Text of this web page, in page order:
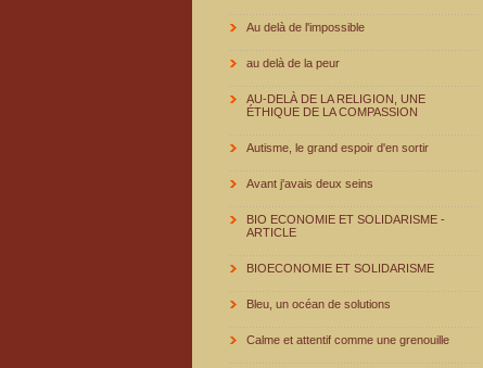
Au delà de l'impossible
au delà de la peur
AU-DELÀ DE LA RELIGION, UNE
ÉTHIQUE DE LA COMPASSION
Autisme, le grand espoir d'en sortir
Avant j'avais deux seins
BIO ECONOMIE ET SOLIDARISME -
ARTICLE
BIOECONOMIE ET SOLIDARISME
Bleu, un océan de solutions
Calme et attentif comme une grenouille